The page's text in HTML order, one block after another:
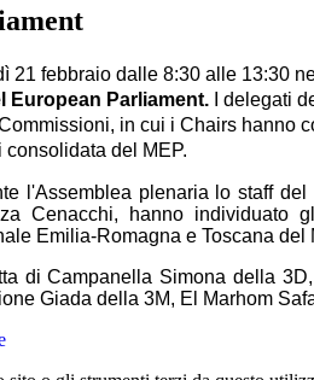
21 febbraio dalle 8:30 alle 13:30
European Parliament. I delegati
in cui i Chairs hanno
consolidata del MEP.
l'Assemblea plenaria lo staff
Cenacchi, hanno individuato
Emilia-Romagna e Toscana del
di Campanella Simona della
Giada della 3M, El Marhom